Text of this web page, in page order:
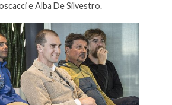
e Alba De Silvestro.